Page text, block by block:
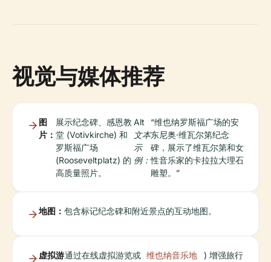
视觉与媒体推荐
图
片：
展示纪念碑、感恩教
堂 (Votivkirche) 和
罗斯福广场
(Rooseveltplatz) 的
高质量照片。
Alt
文本
示
例：
“维也纳罗斯福广场的安
东尼奥·维瓦尔第纪念
碑，展示了维瓦尔第和女
性音乐家的卡拉拉大理石
雕塑。”
地图： 包含标记纪念碑和附近景点的互动地图。
虚拟游通过在线虚拟游览或 维也纳音乐地
) 增强旅行